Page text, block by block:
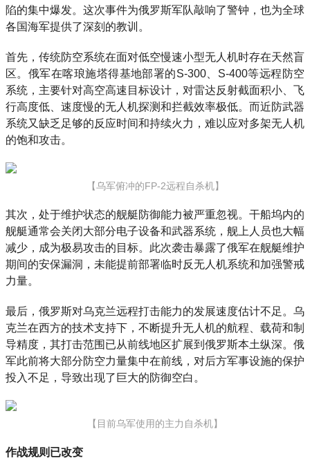
陷的集中爆发。这次事件为俄罗斯军队敲响了警钟，也为全球
各国海军提供了深刻的教训。
首先，传统防空系统在面对低空慢速小型无人机时存在天然盲
区。俄军在喀琅施塔得基地部署的S-300、S-400等远程防空
系统，主要针对高空高速目标设计，对雷达反射截面积小、飞
行高度低、速度慢的无人机探测和拦截效率极低。而近防武器
系统又缺乏足够的反应时间和持续火力，难以应对多架无人机
的饱和攻击。
【乌军俯冲的FP-2远程自杀机】
其次，处于维护状态的舰艇防御能力被严重忽视。干船坞内的
舰艇通常会关闭大部分电子设备和武器系统，舰上人员也大幅
减少，成为极易攻击的目标。此次袭击暴露了俄军在舰艇维护
期间的安保漏洞，未能提前部署临时反无人机系统和加强警戒
力量。
最后，俄罗斯对乌克兰远程打击能力的发展速度估计不足。乌
克兰在西方的技术支持下，不断提升无人机的航程、载荷和制
导精度，其打击范围已从前线地区扩展到俄罗斯本土纵深。俄
军此前将大部分防空力量集中在前线，对后方军事设施的保护
投入不足，导致出现了巨大的防御空白。
【目前乌军使用的主力自杀机】
作战规则已改变